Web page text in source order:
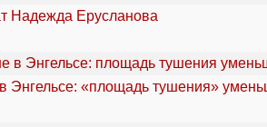
Надежда Ерусланова
Энгельсе: «площадь тушения»